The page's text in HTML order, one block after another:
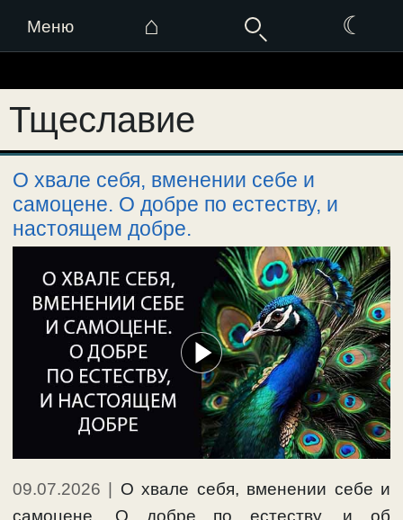
Меню ⌂ ☾
к
содержимому
Тщеславие
О хвале себя, вменении себе и
самоцене. О добре по естеству, и
настоящем добре.
09.07.2026 | О хвале себя, вменении себе и
самоцене. О добре по естеству, и об